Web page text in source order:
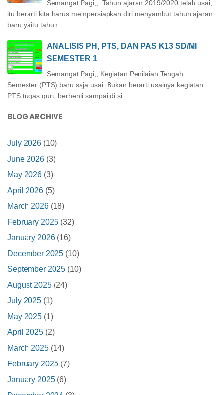
Semangat Pagi,, Tahun ajaran 2019/2020 telah usai,
itu berarti kita harus mempersiapkan diri menyambut tahun ajaran
baru yaitu tahun...
ANALISIS PH, PTS, DAN PAS K13 SD/MI
SEMESTER 1
Semangat Pagi,, Kegiatan Penilaian Tengah
Semester (PTS) baru saja usai. Bukan berarti usainya kegiatan
PTS tugas guru berhenti sampai di si...
BLOG ARCHIVE
July 2026 (10)
June 2026 (3)
May 2026 (3)
April 2026 (5)
March 2026 (18)
February 2026 (32)
January 2026 (16)
December 2025 (10)
September 2025 (10)
August 2025 (24)
July 2025 (1)
May 2025 (1)
April 2025 (2)
March 2025 (14)
February 2025 (7)
January 2025 (6)